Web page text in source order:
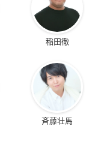
稲田徹
斉藤壮馬